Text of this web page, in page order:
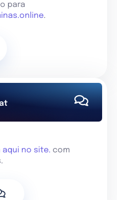
para
.
aqui no site. com